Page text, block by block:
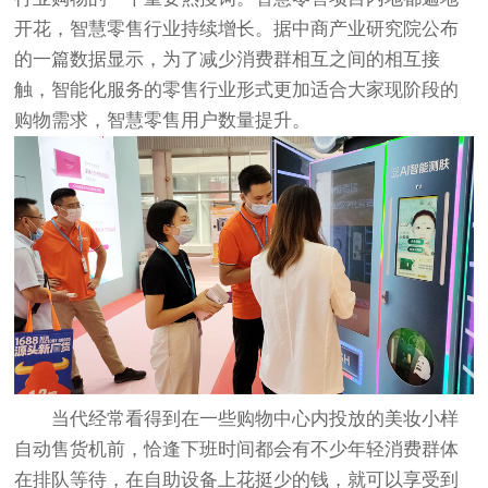
开花，智慧零售行业持续增长。据中商产业研究院公布
的一篇数据显示，为了减少消费群相互之间的相互接
触，智能化服务的零售行业形式更加适合大家现阶段的
购物需求，智慧零售用户数量提升。
当代经常看得到在一些购物中心内投放的美妆小样
自动售货机前，恰逢下班时间都会有不少年轻消费群体
在排队等待，在自助设备上花挺少的钱，就可以享受到